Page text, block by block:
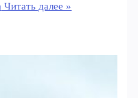
Читать далее »